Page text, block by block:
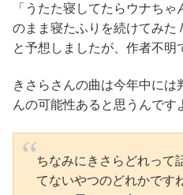
「うたた寝してたらウナち
のまま寝たふりを続けてみた
と予想しましたが、作者不明
きさらさんの曲は今年中には
んの可能性あると思うんです
ちなみにきさらどれって
てないやつのどれかです